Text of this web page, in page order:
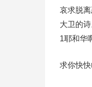
哀求脱
大卫的诗
1耶和华
求你快快